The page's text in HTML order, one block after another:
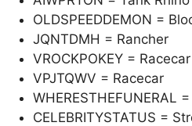
OLDSPEEDDEMON =
JQNTDMH = Rancher
VROCKPOKEY = Racecar
VPJTQWV = Racecar
WHERESTHEFUNERAL
CELEBRITYSTATUS =